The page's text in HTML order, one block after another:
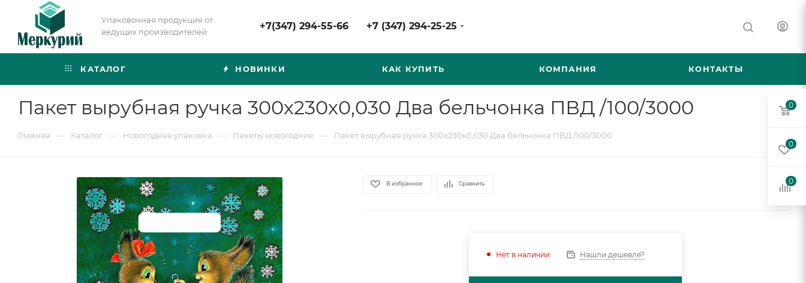
Упаковочная продукция от
ведущих производителей
+7(347) 294-55-66 +7 (347) 294-25-25
КАТАЛОГ НОВИНКИ КАК КУПИТЬ КОМПАНИЯ КОНТАКТЫ
Пакет вырубная ручка 300х230х0,030 Два бельчонка ПВД /100/3000
Главная — Каталог — Новогодняя упаковка — Пакеты новогодние — Пакет вырубная ручка 300х230х0,030 Два бельчонка ПВД /100/3000
В избранное Сравнить
Нет в наличии Нашли дешевле?
0
0
0